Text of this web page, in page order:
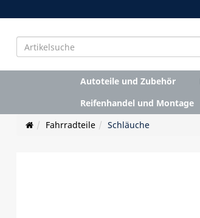
Autoteile und Zubehör
Reifenhandel und Montage
Fahrradteile
Schläuche